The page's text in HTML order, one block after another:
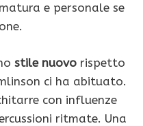
e personale se
stile nuovo rispetto
ci ha abituato.
con influenze
ritmate. Una